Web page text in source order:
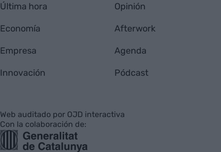
Última hora
Economía
Empresa
Innovación
Opinión
Afterwork
Agenda
Pódcast
Web auditado por OJD interactiva
Con la colaboración de: